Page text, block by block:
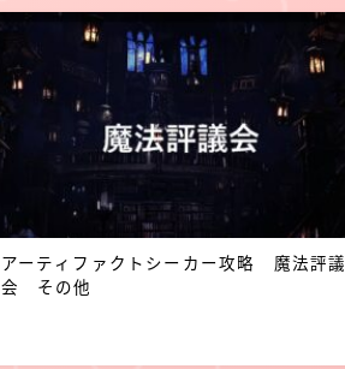
アーティファクトシーカー攻略 魔法評議
会 その他